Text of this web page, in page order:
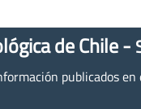
de Chile -
publicados